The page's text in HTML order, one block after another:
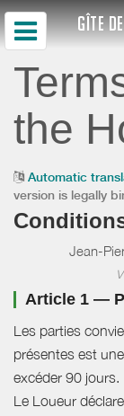
GÎTE
the
Automatic
version is legally
Jean-
Article 1 —
Les parties
présentes est
excéder 90 jours.
Le Loueur